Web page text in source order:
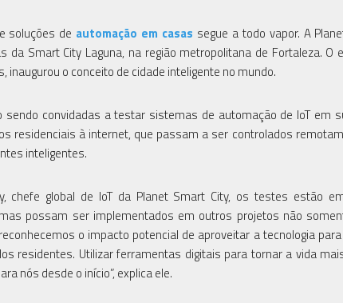
soluções de automação em casas segue a todo vapor. A
da Smart City Laguna, na região metropolitana de Fortaleza.
inaugurou o conceito de cidade inteligente no mundo.
convidadas a testar sistemas de automação de IoT em
residenciais à internet, que passam a ser controlados
inteligentes.
chefe global de IoT da Planet Smart City, os testes estão
possam ser implementados em outros projetos não
o impacto potencial de aproveitar a tecnologia
residentes. Utilizar ferramentas digitais para tornar a vida
nós desde o início”, explica ele.